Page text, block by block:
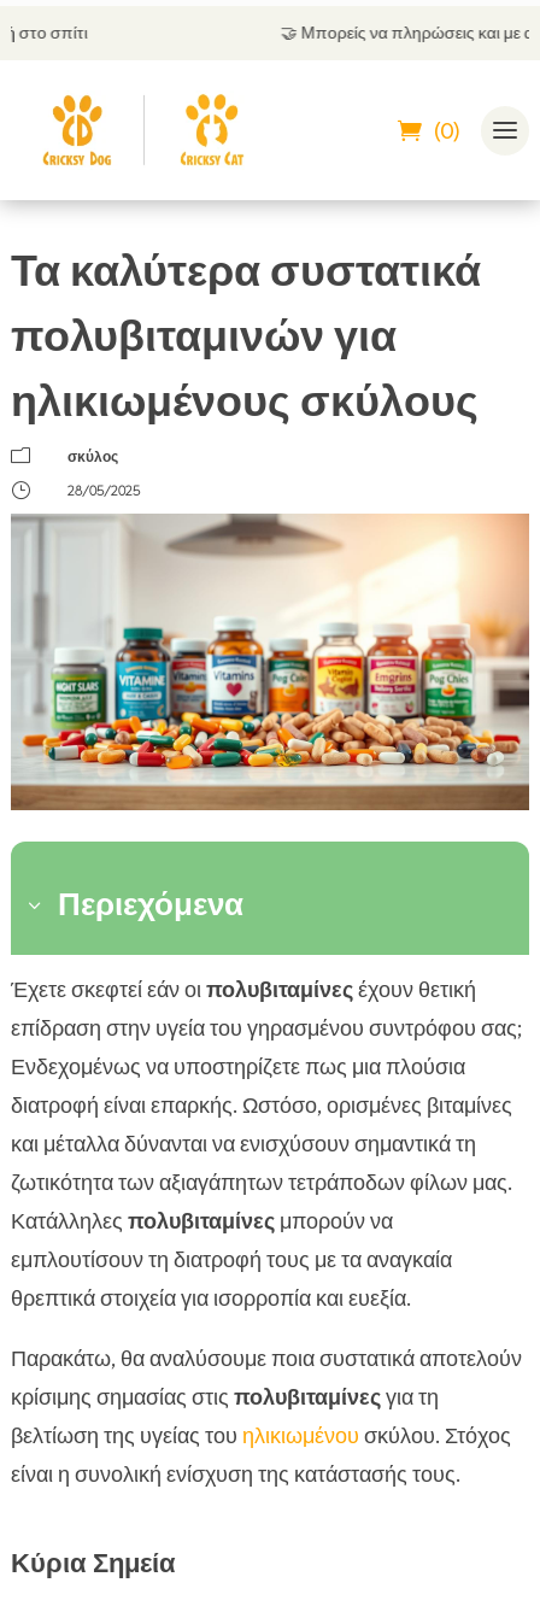
Μπορείς να πληρώσεις και με αντικαταβολή
(0)
Τα καλύτερα συστατικά
πολυβιταμινών για
ηλικιωμένους σκύλους
m
σκύλος
}
28/05/2025
3 Περιεχόμενα
 Εισαγωγή για τις πολυβιταμίνες
 Βιταμίνη A και η σημασία της
 Η σημασία της βιταμίνης C
 Βιταμίνη D και υγεία των οστών
 Ο ρόλος της βιταμίνης E
 Οι πολυβιταμίνες για ηλικιωμένους σκύλους
 Ασβέστιο και μαγνήσιο για υγιή οστά
 Ψευδάργυρος και η υγεία της επιδερμίδας
Σίδηρος και ο σχηματισμός αιμοσφαιρίων
 Γλυκοζαμίνη και χονδροϊτίνη για τις αρθρώσεις
 Συστατικά που πρέπει να αποφεύγονται
 Πολυβιταμίνες έναντι μονοβιταμινών

CricksyDog: Μια εξαιρετική επιλογή για τον
Έχετε σκεφτεί εάν οιπολυβιταμίνεςέχουν θετική
επίδραση στην υγεία του γηρασμένου συντρόφου σας;
Ενδεχομένως να υποστηρίζετε πως μια πλούσια
διατροφή είναι επαρκής. Ωστόσο, ορισμένες βιταμίνες
και μέταλλα δύνανται να ενισχύσουν σημαντικά τη
ζωτικότητα των αξιαγάπητων τετράποδων φίλων μας.
Κατάλληλες πολυβιταμίνεςμπορούν να
εμπλουτίσουν τη διατροφή τους με τα αναγκαία
θρεπτικά στοιχεία για ισορροπία και ευεξία.
Παρακάτω, θα αναλύσουμε ποια συστατικά αποτελούν
κρίσιμης σημασίας στις πολυβιταμίνεςγια τη
βελτίωση της υγείας του ηλικιωμένου σκύλου. Στόχος
είναι η συνολική ενίσχυση της κατάστασής τους.
Κύρια Σημεία